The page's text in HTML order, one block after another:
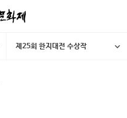
제25회 한지대전 수상작